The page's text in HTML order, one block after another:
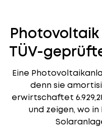
TÜV-
Eine
denn sie
erwirtschaftet
und zeigen, wo